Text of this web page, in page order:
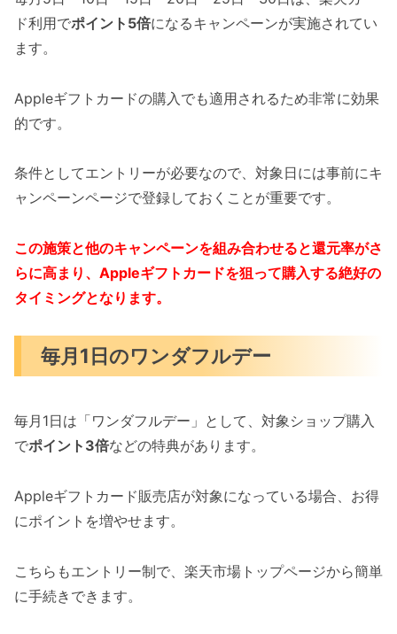
ド利用でポイント5倍になるキャンペーンが実施されてい
ます。
Appleギフトカードの購入でも適用されるため非常に効果
的です。
条件としてエントリーが必要なので、対象日には事前にキ
ャンペーンページで登録しておくことが重要です。
この施策と他のキャンペーンを組み合わせると還元率がさ
らに高まり、Appleギフトカードを狙って購入する絶好の
タイミングとなります。
毎月1日のワンダフルデー
毎月1日は「ワンダフルデー」として、対象ショップ購入
でポイント3倍などの特典があります。
Appleギフトカード販売店が対象になっている場合、お得
にポイントを増やせます。
こちらもエントリー制で、楽天市場トップページから簡単
に手続きできます。